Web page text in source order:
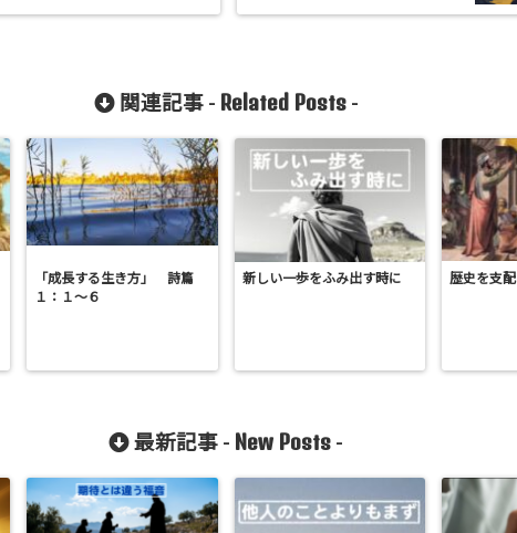
関連記事 - Related Posts-
「成長する生き方」 詩篇
１：１～６
新しい一歩をふみ出す時に 歴史を支
最新記事 - New Posts -